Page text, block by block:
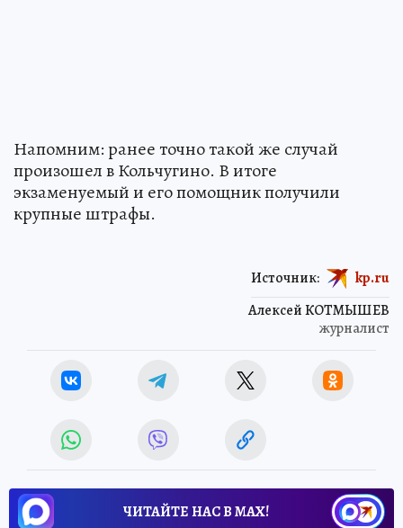
Напомним: ранее точно такой же случай
произошел в Кольчугино. В итоге
экзаменуемый и его помощник получили
крупные штрафы.
Алексей КОТМЫШЕВ
журналист
Источник: kp.ru
ЧИТАЙТЕ НАС В МАХ!